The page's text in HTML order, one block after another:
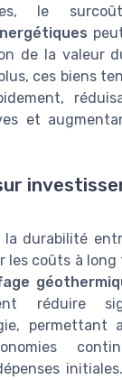
le
de la valeur
ces biens
et
la durabilité
les coûts à long
réduire
permettant